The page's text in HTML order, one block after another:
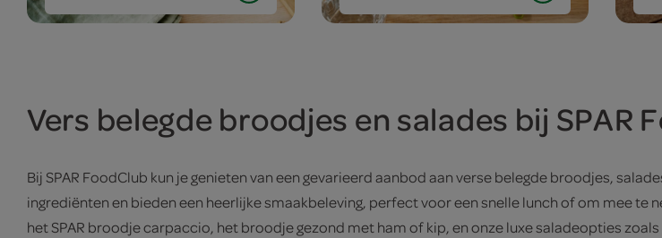
Vers belegde broodjes en salades bij SPAR
Bij SPAR FoodClub kun je genieten van een gevarieerd aanbod aan verse belegde broodjes,
ingrediënten en bieden een heerlijke smaakbeleving, perfect voor een snelle lunch of om mee te
het SPAR broodje carpaccio, het broodje gezond met ham of kip, en onze luxe saladeopties